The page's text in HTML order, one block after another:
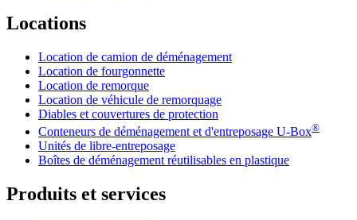
Locations
Location de camion de déménagement
Location de fourgonnette
Location de remorque
Location de véhicule de remorquage
Diables et couvertures de protection
Conteneurs de déménagement et d'entreposage U-Box®
Unités de libre-entreposage
Boîtes de déménagement réutilisables en plastique
Produits et services